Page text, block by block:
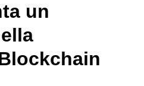
un